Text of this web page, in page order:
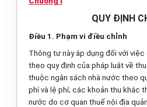
QUY ĐỊNH
Điều 1. Phạm vi điều chỉnh
Thông tư này áp dụng đối với
theo quy định của pháp luật về
thuộc ngân sách nhà nước theo
phí và lệ phí; các khoản thu khác
nước do cơ quan thuế nội địa